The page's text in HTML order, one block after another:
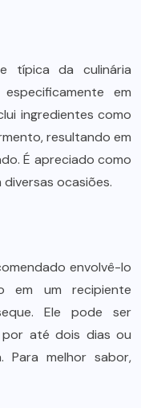
típica da culinária
em
ingredientes como
resultando em
É apreciado como
ocasiões.
envolvê-lo
em um recipiente
Ele pode ser
até dois dias ou
Para melhor sabor,